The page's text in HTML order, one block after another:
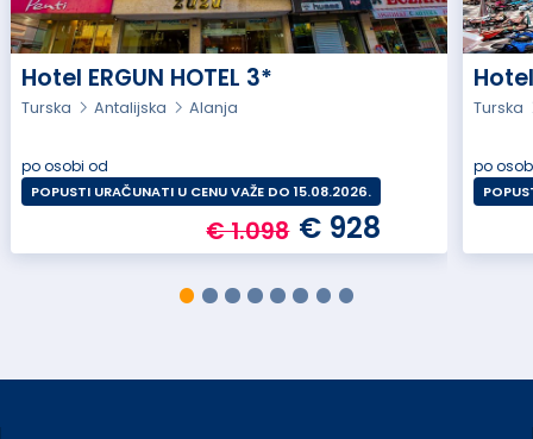
Hotel ERGUN HOTEL 3*
Turska Antalijska Alanja
po osobi od
POPUSTI URAČUNATI U CENU VAŽE DO 15.08.2026.
€ 1.098 € 928
Turska
po